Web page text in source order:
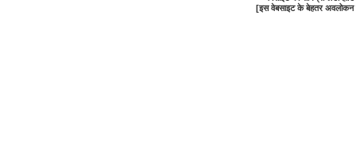
[इस वेबसाइट के बेहतर अवलोकन